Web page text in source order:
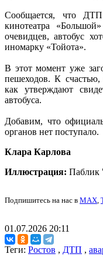
Сообщается, что
кинотеатра
очевидцев, автобус
иномарку «Тойота».
В этот момент уже
пешеходов. К
как утверждают
автобуса.
Добавим, что
органов нет поступало.
Клара Карлова
Иллюстрация: Паблик
Подпишитесь на нас в MAX,
01.07.2026 20:11
Теги: Ростов , ДТП ,